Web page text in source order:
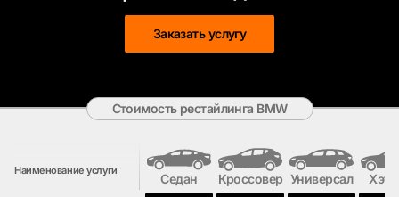
Заказать услугу
Стоимость рестайлинга BMW
Наименование услуги
Седан Кроссовер Универсал